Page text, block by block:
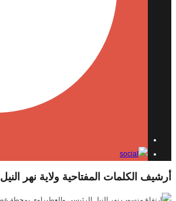
أرشيف الكلمات المفتاحية ولاية نهر النيل